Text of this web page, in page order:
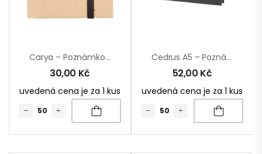
Carya – Poznámkový Blok
30,00 Kč
uvedená cena je za 1 kus
Cedrus A5 – Poznámkový Blok
52,00 Kč
uvedená cena je za 1 kus